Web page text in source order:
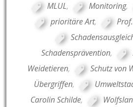
MLUL, Monitoring,
prioritäre Art,
Schadensprävention,
Weidetieren,
Schutz von
Übergriffen,
Carolin Schilde,